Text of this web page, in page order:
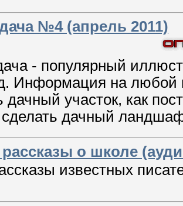
№4 (апрель 2011)
- популярный
Информация на любой
дачный участок, как
сделать дачный
о школе
известных